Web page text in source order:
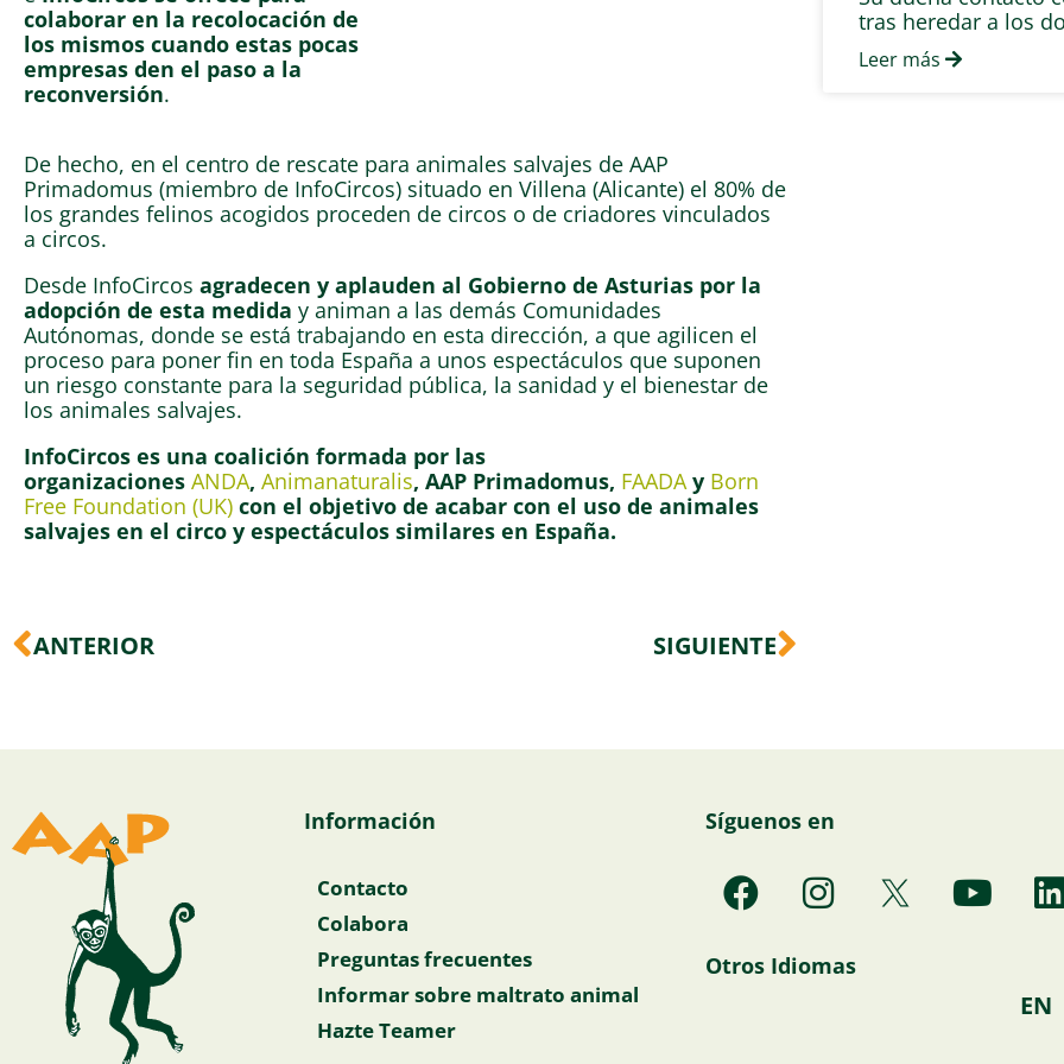
colaborar en la recolocación de
los mismos cuando estas pocas
empresas den el paso a la
reconversión.
De hecho, en el centro de rescate para animales salvajes de AAP
Primadomus (miembro de InfoCircos) situado en Villena (Alicante) el 80% de
los grandes felinos acogidos proceden de circos o de criadores vinculados
a circos.
Desde InfoCircos agradecen y aplauden al Gobierno de Asturias por la
adopción de esta medida y animan a las demás Comunidades
Autónomas, donde se está trabajando en esta dirección, a que agilicen el
proceso para poner fin en toda España a unos espectáculos que suponen
un riesgo constante para la seguridad pública, la sanidad y el bienestar de
los animales salvajes.
InfoCircos es una coalición formada por las
organizaciones ANDA, Animanaturalis, AAP Primadomus, FAADAy Born
Free Foundation (UK) con el objetivo de acabar con el uso de animales
salvajes en el circo y espectáculos similares en España.
Ant
ANTERIOR SIGUIENTESiguiente
tras heredar a los
Leer más
Información
Contacto
Colabora
Preguntas frecuentes
Informar sobre maltrato animal
Hazte Teamer
Síguenos en
F
a
e
I
n
t
Y
o i
Otros Idiomas
EN